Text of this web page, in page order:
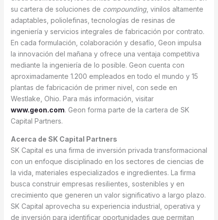
su cartera de soluciones de compounding, vinilos altamente
adaptables, poliolefinas, tecnologías de resinas de
ingeniería y servicios integrales de fabricación por contrato.
En cada formulación, colaboración y desafío, Geon impulsa
la innovación del mañana y ofrece una ventaja competitiva
mediante la ingeniería de lo posible. Geon cuenta con
aproximadamente 1.200 empleados en todo el mundo y 15
plantas de fabricación de primer nivel, con sede en
Westlake, Ohio. Para más información, visitar
www.geon.com. Geon forma parte de la cartera de SK
Capital Partners.
Acerca de SK Capital Partners
SK Capital es una firma de inversión privada transformacional
con un enfoque disciplinado en los sectores de ciencias de
la vida, materiales especializados e ingredientes. La firma
busca construir empresas resilientes, sostenibles y en
crecimiento que generen un valor significativo a largo plazo.
SK Capital aprovecha su experiencia industrial, operativa y
de inversión para identificar oportunidades que permitan